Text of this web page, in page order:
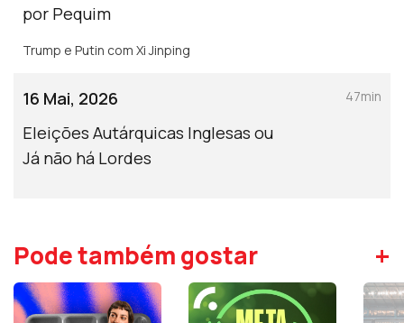
por Pequim
Trump e Putin com Xi Jinping
16 Mai, 2026
Eleições Autárquicas Inglesas ou
Já não há Lordes
47min
Pode também gostar +